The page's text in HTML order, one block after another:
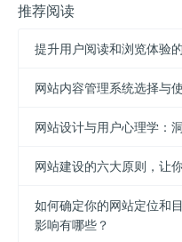
推荐阅读
提升用户阅读和浏览体验
网站内容管理系统选择与
网站设计与用户心理学：
网站建设的六大原则，让
如何确定你的网站定位和
影响有哪些？